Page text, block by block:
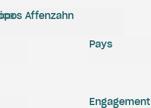
Affenzahn
Engagement
Pays